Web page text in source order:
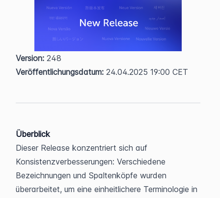
Version: 248
Veröffentlichungsdatum: 24.04.2025 19:00 CET
Überblick
Dieser Release konzentriert sich auf
Konsistenzverbesserungen: Verschiedene
Bezeichnungen und Spaltenköpfe wurden
überarbeitet, um eine einheitlichere Terminologie in